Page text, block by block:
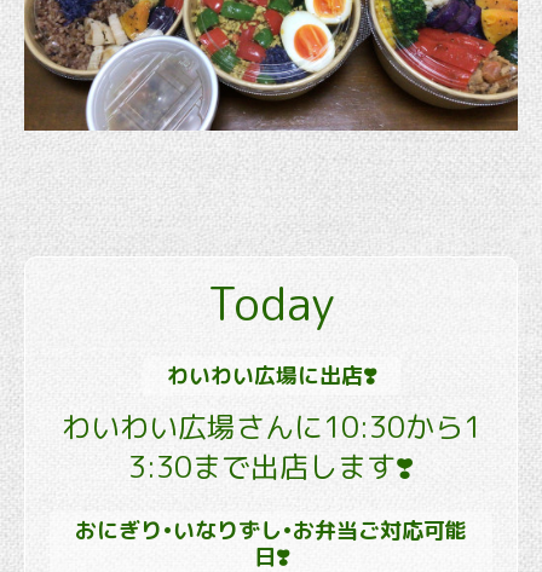
Today
わいわい広場に出店❣️
わいわい広場さんに10:30から1
3:30まで出店します❣️
おにぎり•いなりずし•お弁当ご対応可能
日❣️